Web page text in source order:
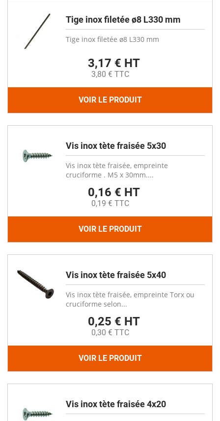
Tige inox filetée ø8 L330 mm
Tige inox filetée ø8 L330 mm
3,17 € HT
3,80 € TTC
VOIR LE PRODUIT
Vis inox tète fraisée 5x30
Vis inox tète fraisée, empreinte
cruciforme . M5 x 30mm....
0,16 € HT
0,19 € TTC
VOIR LE PRODUIT
Vis inox tète fraisée 5x40
Vis inox tète fraisée, empreinte Torx ou
cruciforme selon...
0,25 € HT
0,30 € TTC
VOIR LE PRODUIT
Vis inox tète fraisée 4x20